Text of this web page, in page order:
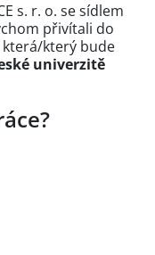
s. r. o. se sídlem
přivítali do
který bude
univerzitě